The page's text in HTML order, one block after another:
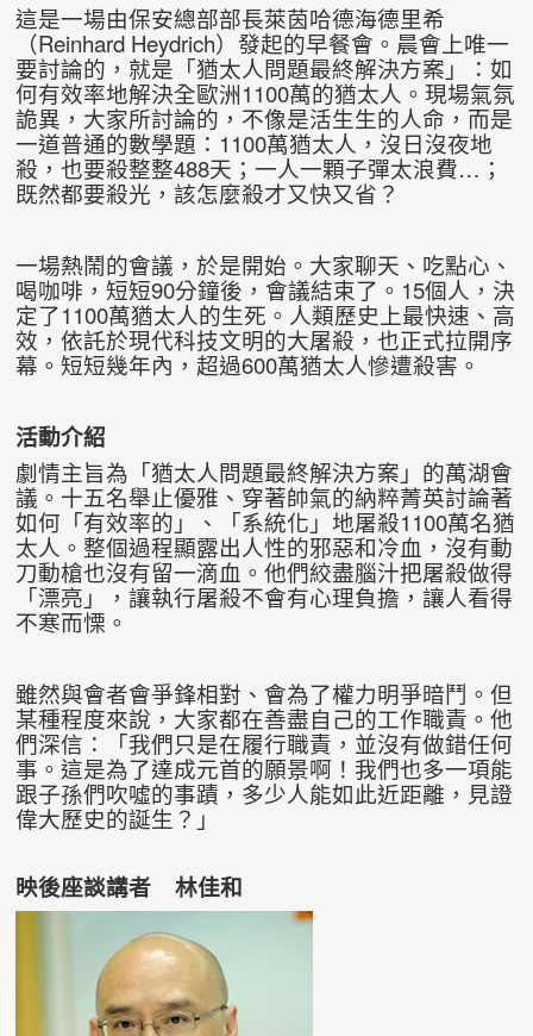
這是一場由保安總部部長萊茵哈德海德里希
（Reinhard Heydrich）發起的早餐會。晨會上唯一
要討論的，就是「猶太人問題最終解決方案」：如
何有效率地解決全歐洲1100萬的猶太人。現場氣氛
詭異，大家所討論的，不像是活生生的人命，而是
一道普通的數學題：1100萬猶太人，沒日沒夜地
殺，也要殺整整488天；一人一顆子彈太浪費…；
既然都要殺光，該怎麼殺才又快又省？
一場熱鬧的會議，於是開始。大家聊天、吃點心、
喝咖啡，短短90分鐘後，會議結束了。15個人，決
定了1100萬猶太人的生死。人類歷史上最快速、高
效，依託於現代科技文明的大屠殺，也正式拉開序
幕。短短幾年內，超過600萬猶太人慘遭殺害。
活動介紹
劇情主旨為「猶太人問題最終解決方案」的萬湖會
議。十五名舉止優雅、穿著帥氣的納粹菁英討論著
如何「有效率的」、「系統化」地屠殺1100萬名猶
太人。整個過程顯露出人性的邪惡和冷血，沒有動
刀動槍也沒有留一滴血。他們絞盡腦汁把屠殺做得
「漂亮」，讓執行屠殺不會有心理負擔，讓人看得
不寒而慄。
雖然與會者會爭鋒相對、會為了權力明爭暗鬥。但
某種程度來說，大家都在善盡自己的工作職責。他
們深信：「我們只是在履行職責，並沒有做錯任何
事。這是為了達成元首的願景啊！我們也多一項能
跟子孫們吹噓的事蹟，多少人能如此近距離，見證
偉大歷史的誕生？」
映後座談講者 林佳和